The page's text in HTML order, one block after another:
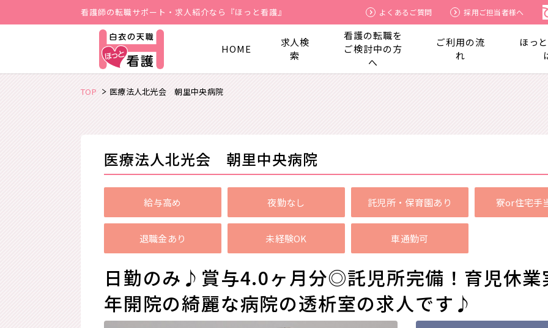
看護師の転職サポート・求人紹介なら『ほっと看護』 よくあるご質問 採用ご担当者様へ
HOME
求人検
索
看護の転職を
ご検討中の方
へ
ご利用の流
れ
ほっ
TOP 医療法人北光会 朝里中央病院
医療法人北光会 朝里中央病院
給与高め 夜勤なし 託児所・保育園あり 寮or住宅手
退職金あり 未経験OK 車通勤可
日勤のみ♪賞与4.0ヶ月分◎託児所完備！育児休業
年開院の綺麗な病院の透析室の求人です♪